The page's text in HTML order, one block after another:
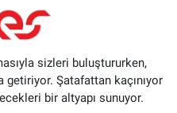
sizleri buluştururken,
Şatafattan kaçınıyor
bir altyapı sunuyor.